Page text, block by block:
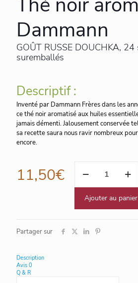
Dammann
GOÛT RUSSE DOUCHKA,
suremballés
Descriptif :
Inventé par Dammann Frères dans les
ce thé noir aromatisé aux huiles
jamais démenti. Jalousement conservée
sa recette saura nous ravir nombreux
encore.
11,50€
RUSSE
DOUCHKA,
Cristal
Ajouter au panier
Partager sur
Description
Avis 0
Q & R